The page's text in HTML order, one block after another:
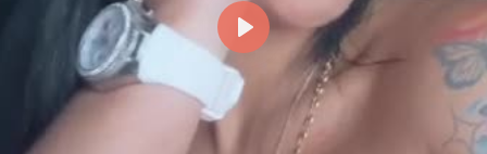
Reproducir